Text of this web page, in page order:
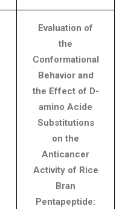
Evaluation of
the
Conformational
Behavior and
the Effect of D-
amino Acide
Substitutions
on the
Anticancer
Activity of Rice
Bran
Pentapeptide: